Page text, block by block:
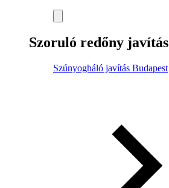
Szoruló redőny javítás
Szúnyogháló javítás Budapest